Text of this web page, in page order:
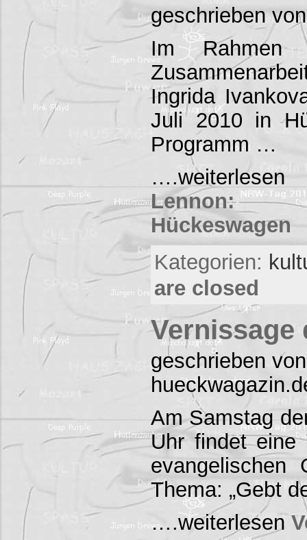
geschrieben
Im Rahmen
Ingrida
Juli 2010 in
Programm …
Lennon:
Hückeswagen
Kategorien:
are closed
Vernissage
geschrieben
Am Samstag
Uhr findet eine
evangelischen
Thema: „Gebt
….weiterlesen